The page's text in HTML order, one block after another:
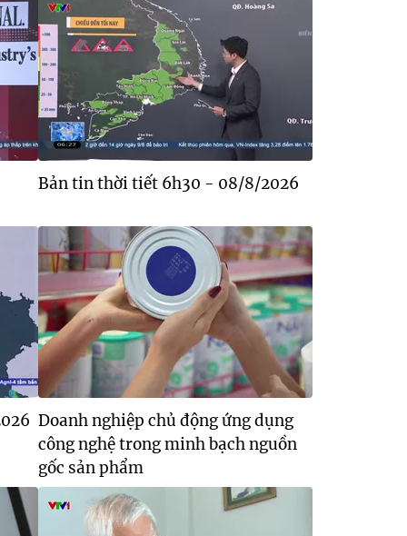
Bản tin thời tiết 6h30 - 08/8/2026
Doanh nghiệp chủ động ứng dụng
công nghệ trong minh bạch nguồn
gốc sản phẩm